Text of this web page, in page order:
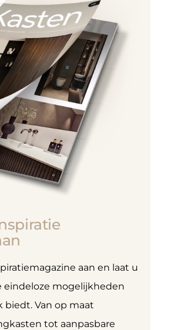
aan en laat u
eindeloze mogelijkheden
biedt. Van op maat
tot aanpasbare